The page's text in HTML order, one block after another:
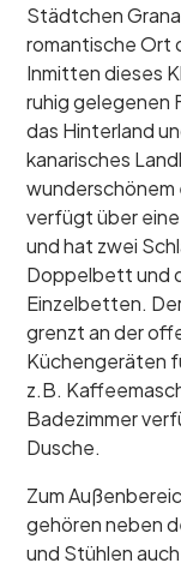
Städtchen
romantische Ort
Inmitten dieses
ruhig gelegenen
das Hinterland
kanarisches
wunderschönem
verfügt über
und hat zwei
Doppelbett und
Einzelbetten.
grenzt an der
Küchengeräten
z.B.
Badezimmer
Dusche.
Zum
gehören neben
und Stühlen